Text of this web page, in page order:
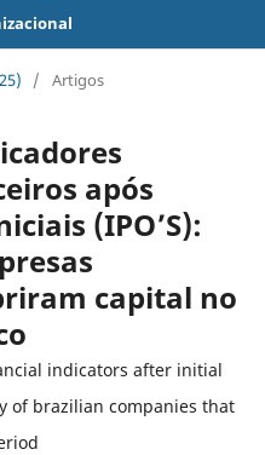
/ Artigos
após
(IPO’S):
capital no
indicators after initial
of brazilian companies that